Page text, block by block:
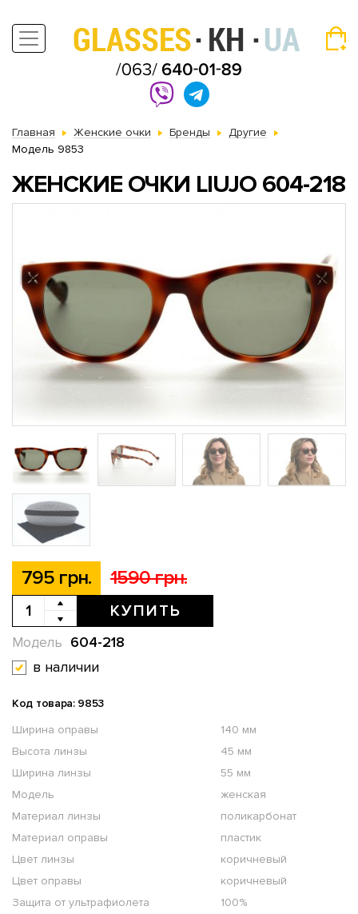
Главная Женские очки Бренды
Другие
Модель 9853
ЖЕНСКИЕ ОЧКИ LIUJO 604-218
795 грн. 1590 грн.
КУПИТЬ
604-218
Модель
в наличии
Код товара: 9853
Ширина оправы
140 мм
Высота линзы
45 мм
Ширина линзы
55 мм
Модель
женская
Материал линзы
поликарбонат
Материал оправы
пластик
Цвет линзы
коричневый
Цвет оправы
коричневый
Защита от ультрафиолета
100%